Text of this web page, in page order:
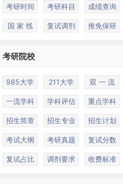
考研时间 考研科目 成绩查询
国 家 线 复试调剂 推免保研
考研院校
985大学 211大学 双 一 流
一流学科 学科评估 重点学科
招生简章 招生专业 招生计划
考试大纲 考研真题 复试分数
复试占比 调剂要求 收费标准